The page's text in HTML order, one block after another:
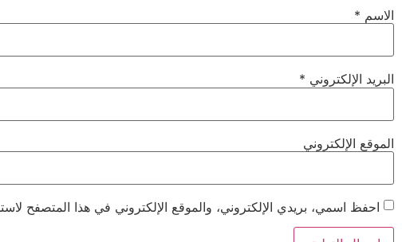
الاسم *
البريد الإلكتروني *
الموقع الإلكتروني
احفظ اسمي، بريدي الإلكتروني، والموقع الإلكتروني في هذا المتصفح